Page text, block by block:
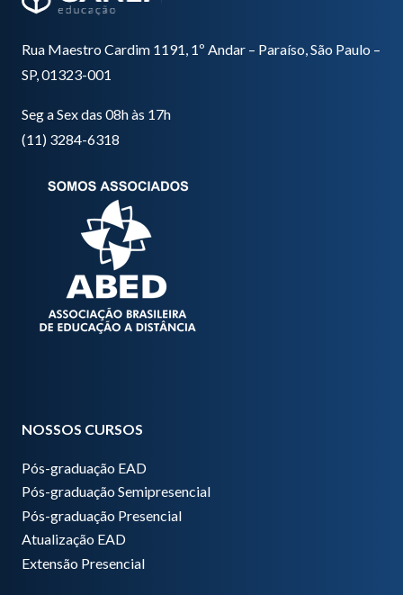
Rua Maestro Cardim 1191, 1º Andar – Paraíso, São Paulo –
SP, 01323-001
Seg a Sex das 08h às 17h
(11) 3284-6318
NOSSOS CURSOS
Pós-graduação EAD
Pós-graduação Semipresencial
Pós-graduação Presencial
Atualização EAD
Extensão Presencial